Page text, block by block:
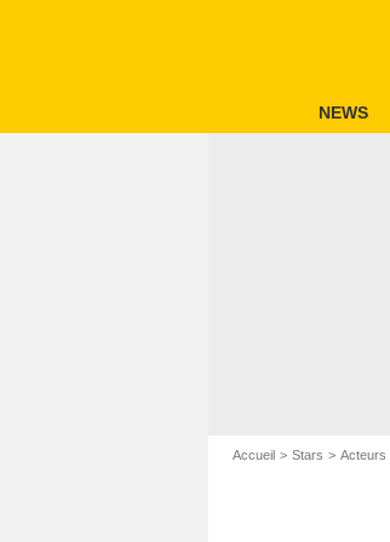
NEWS
Accueil Stars Acteurs